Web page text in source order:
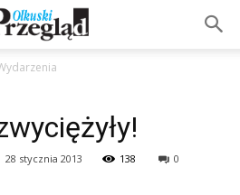
28 stycznia 2013 138 0